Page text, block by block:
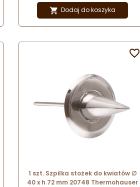
 Dodaj do koszyka
1 szt. Szpilka stożek do kwiatów ∅
40 x h 72 mm 20748 Thermohauser
